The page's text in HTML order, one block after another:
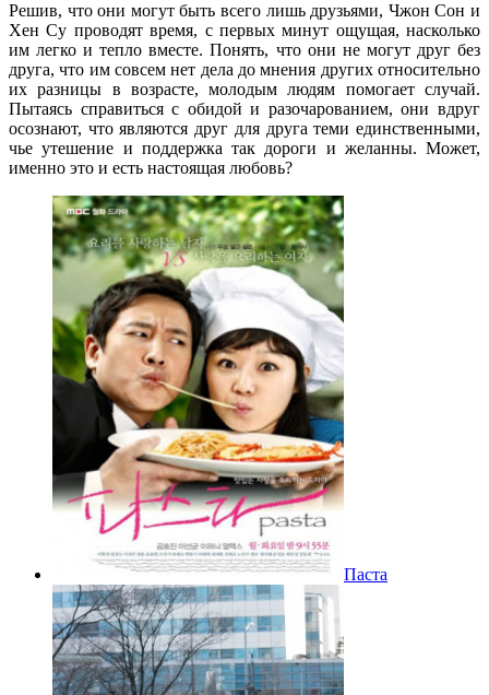
Решив, что они могут быть всего лишь друзьями, Чжон Сон и
Хен Су проводят время, с первых минут ощущая, насколько
им легко и тепло вместе. Понять, что они не могут друг без
друга, что им совсем нет дела до мнения других относительно
их разницы в возрасте, молодым людям помогает случай.
Пытаясь справиться с обидой и разочарованием, они вдруг
осознают, что являются друг для друга теми единственными,
чье утешение и поддержка так дороги и желанны. Может,
именно это и есть настоящая любовь?
Паста